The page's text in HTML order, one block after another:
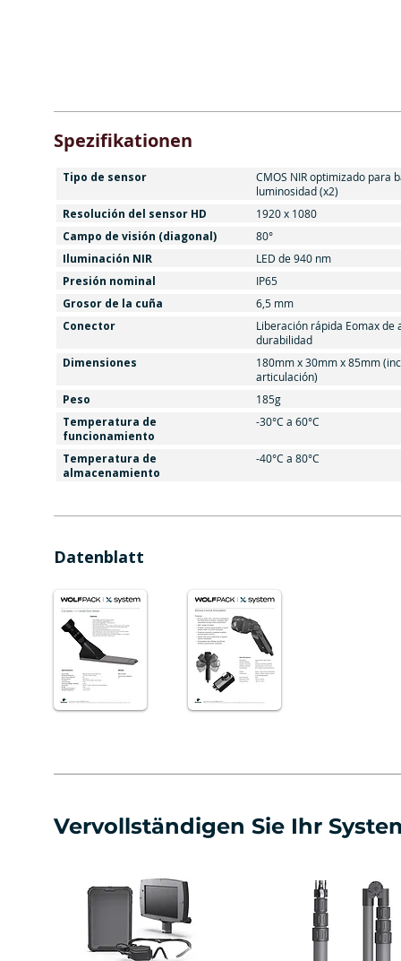
Spezifikationen
Tipo de sensor
CMOS NIR optimizado para
luminosidad (x2)
Resolución del sensor HD 1920 x 1080
Campo de visión (diagonal) 80°
Iluminación NIR LED de 940 nm
Presión nominal IP65
Grosor de la cuña 6,5 mm
Conector
Liberación rápida Eomax de
durabilidad
Dimensiones
180mm x 30mm x 85mm
articulación)
Peso 185g
Temperatura de
funcionamiento
-30°C a 60°C
Temperatura de
almacenamiento
-40°C a 80°C
Datenblatt
Vervollständigen Sie Ihr